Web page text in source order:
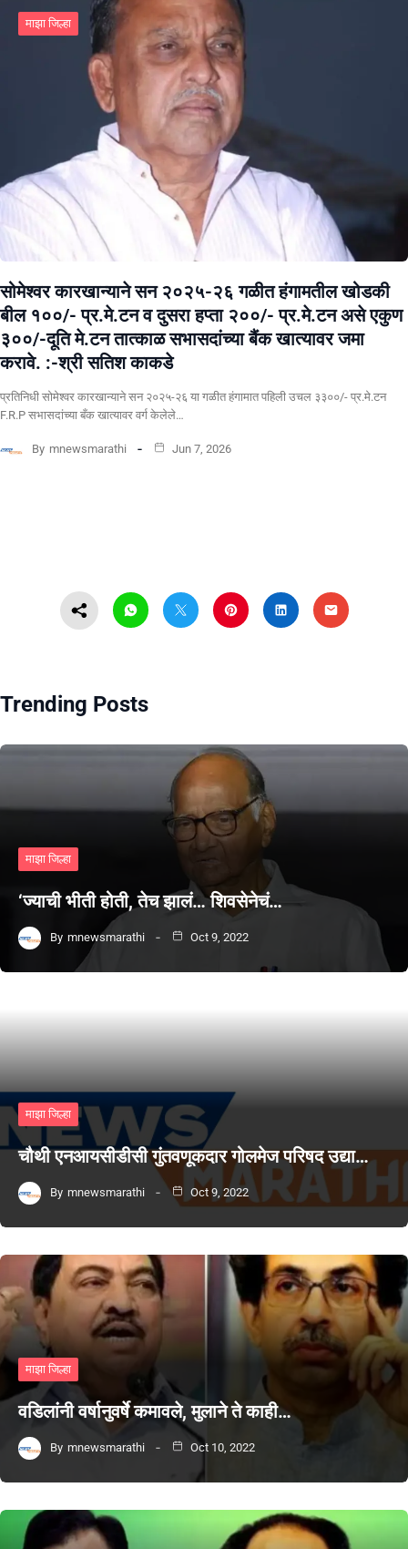
माझा जिल्हा
सोमेश्वर कारखान्याने सन २०२५-२६ गळीत हंगामतील खोडकी
बील १००/- प्र.मे.टन व दुसरा हप्ता २००/- प्र.मे.टन असे एकुण
३००/-दूति मे.टन तात्काळ सभासदांच्या बैंक खात्यावर जमा
करावे. :-श्री सतिश काकडे
प्रतिनिधी सोमेश्वर कारखान्याने सन २०२५-२६ या गळीत हंगामात पहिली उचल ३३००/- प्र.मे.टन
F.R.P सभासदांच्या बँक खात्यावर वर्ग केलेले…
By mnewsmarathi Jun 7, 2026
Trending Posts
माझा जिल्हा
‘ज्याची भीती होती, तेच झालं… शिवसेनेचं…
By mnewsmarathi Oct 9, 2022
माझा जिल्हा
चौथी एनआयसीडीसी गुंतवणूकदार गोलमेज परिषद उद्या…
By mnewsmarathi Oct 9, 2022
माझा जिल्हा
वडिलांनी वर्षानुवर्षे कमावले, मुलाने ते काही…
By mnewsmarathi Oct 10, 2022